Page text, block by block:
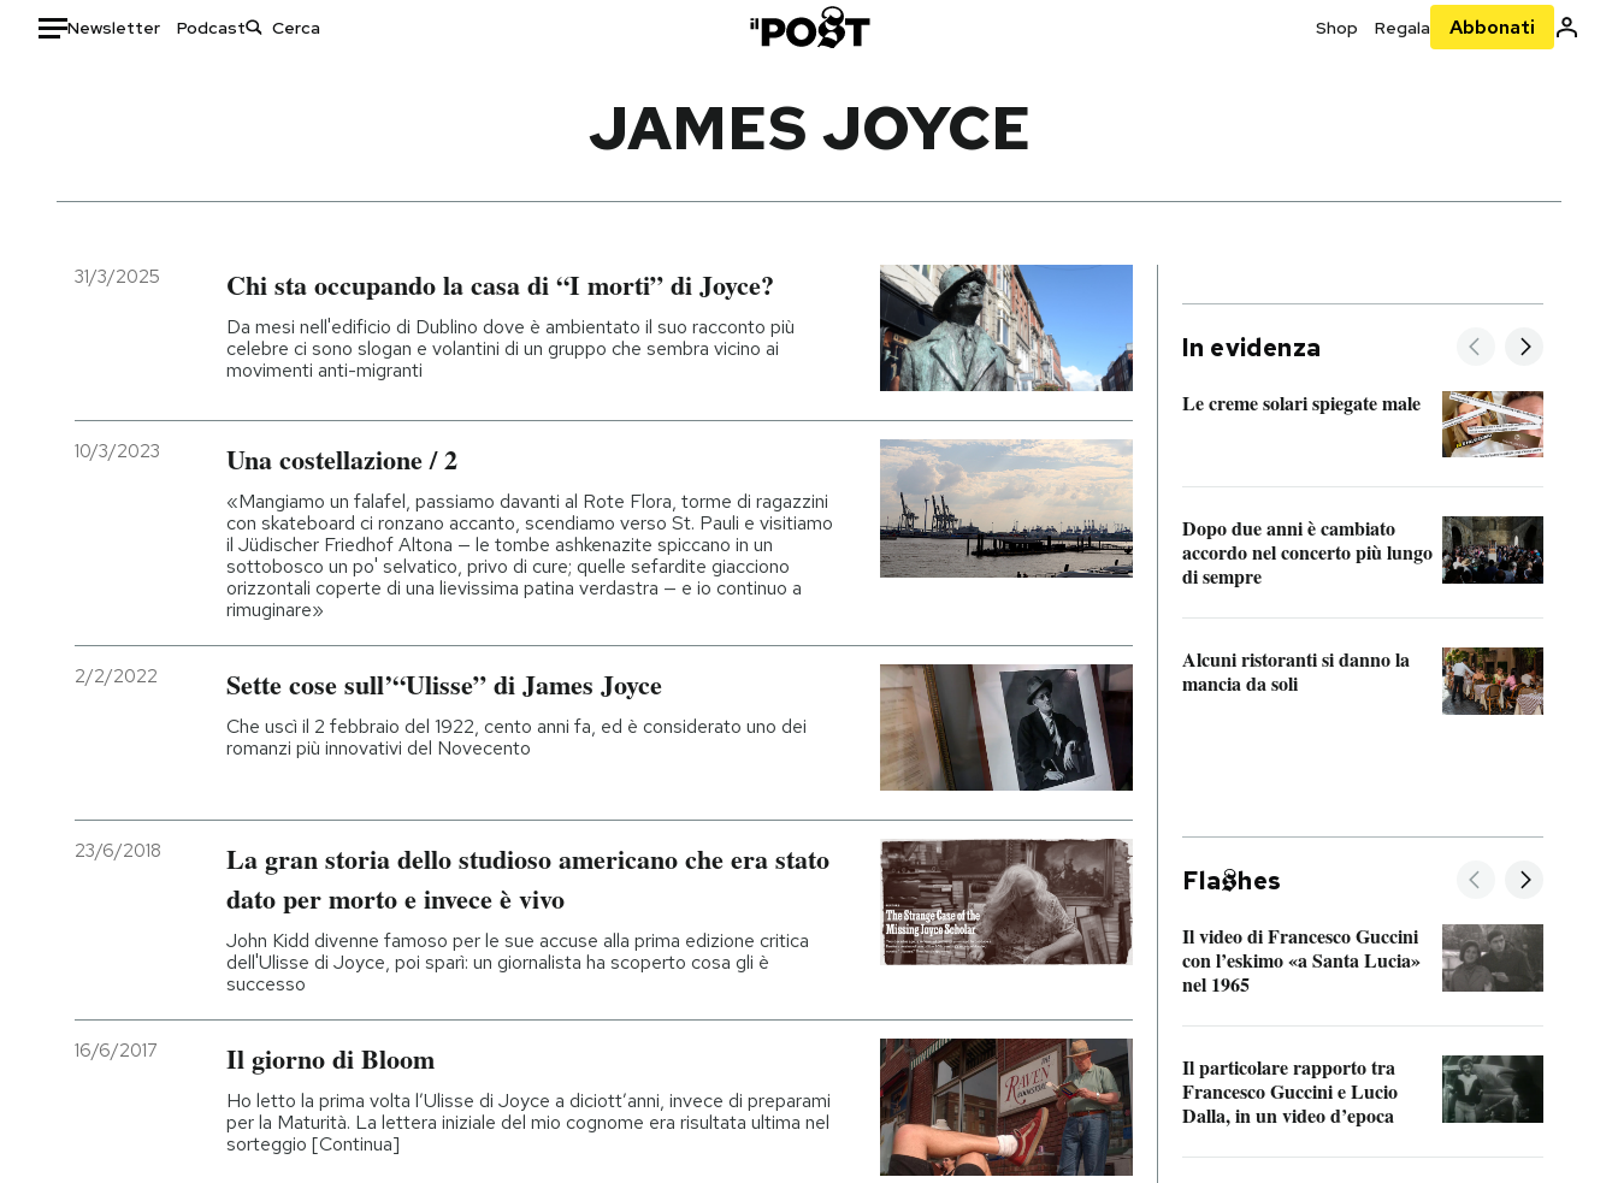
Newsletter Podcast Shop Regala Abbonati
Italia
Politica
Economia
Moda
Storie/Idee
Ok Boomer!
Media
NEWSLETTER
I MIEI PREFERITI
SHOP
AREA PERSONALE
JAMES JOYCE
31/3/2025 Chi sta occupando la casa di “I morti” di Joyce?
Da mesi nell'edificio di Dublino dove è ambientato il suo racconto più
celebre ci sono slogan e volantini di un gruppo che sembra vicino ai
movimenti anti-migranti
10/3/2023 Una costellazione / 2
«Mangiamo un falafel, passiamo davanti al Rote Flora, torme di ragazzini
con skateboard ci ronzano accanto, scendiamo verso St. Pauli e visitiamo
il Jüdischer Friedhof Altona — le tombe ashkenazite spiccano in un
sottobosco un po' selvatico, privo di cure; quelle sefardite giacciono
orizzontali coperte di una lievissima patina verdastra — e io continuo a
rimuginare»
2/2/2022 Sette cose sull’“Ulisse” di James Joyce
Che uscì il 2 febbraio del 1922, cento anni fa, ed è considerato uno dei
romanzi più innovativi del Novecento
23/6/2018
La gran storia dello studioso americano che era stato
dato per morto e invece è vivo
John Kidd divenne famoso per le sue accuse alla prima edizione critica
dell'Ulisse di Joyce, poi sparì: un giornalista ha scoperto cosa gli è
successo
16/6/2017 Il giorno di Bloom
Ho letto la prima volta l’Ulisse di Joyce a diciott’anni, invece di preparami
per la Maturità. La lettera iniziale del mio cognome era risultata ultima nel
sorteggio [Continua]
In evidenza
Le creme solari spiegate male
Dopo due anni è cambiato
accordo nel concerto più lungo
di sempre
Alcuni ristoranti si danno la
mancia da soli
Fla hes
Il video di Francesco Guccini
con l’eskimo «a Santa Lucia»
nel 1965
Il particolare rapporto tra
Francesco Guccini e Lucio
Dalla, in un video d’epoca